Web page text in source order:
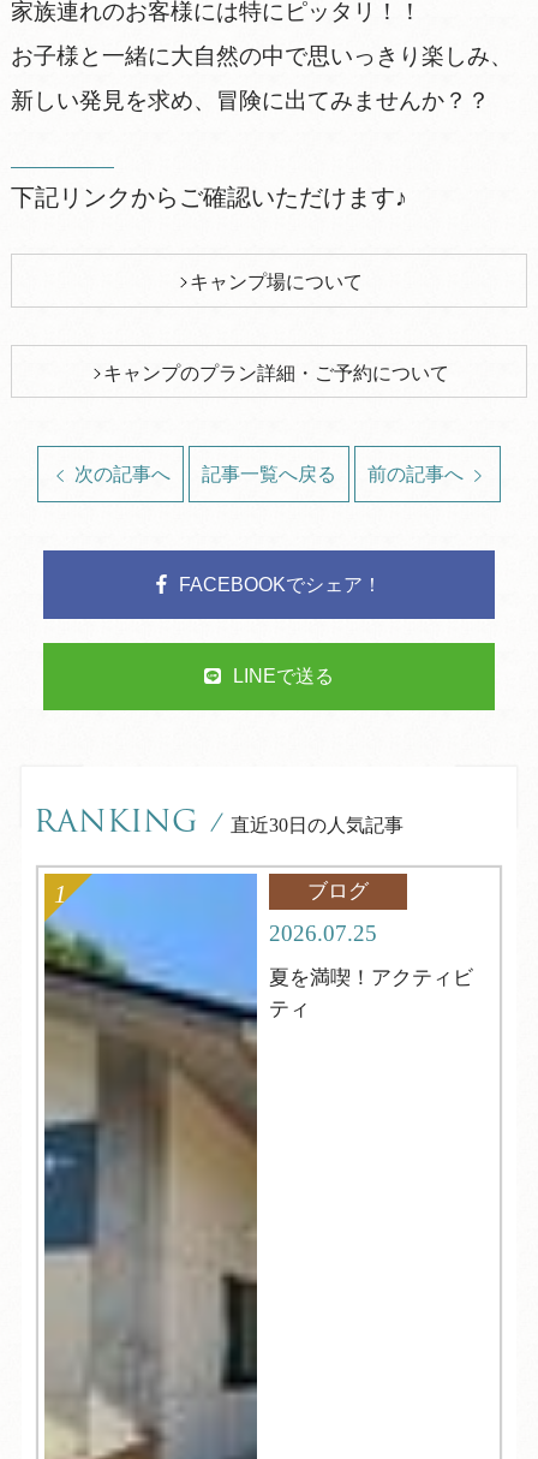
家族連れのお客様には特にピッタリ！！
お子様と一緒に大自然の中で思いっきり楽しみ、
新しい発見を求め、冒険に出てみませんか？？
下記リンクからご確認いただけます♪
キャンプ場について
キャンプのプラン詳細・ご予約について
次の記事へ 記事一覧へ戻る 前の記事へ
FACEBOOKでシェア！
LINEで送る
RANKING / 直近30日の人気記事
ブログ
2026.07.25
夏を満喫！アクティビ
ティ